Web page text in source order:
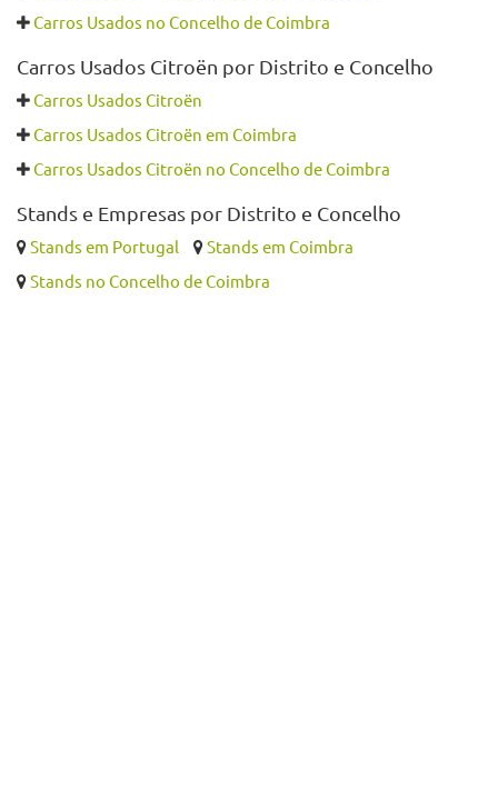
Carros Usados no Concelho de Coimbra
Carros Usados Citroën por Distrito e Concelho
Carros Usados Citroën
Carros Usados Citroën em Coimbra
Carros Usados Citroën no Concelho de Coimbra
Stands e Empresas por Distrito e Concelho
Stands em Portugal
Stands em Coimbra
Stands no Concelho de Coimbra